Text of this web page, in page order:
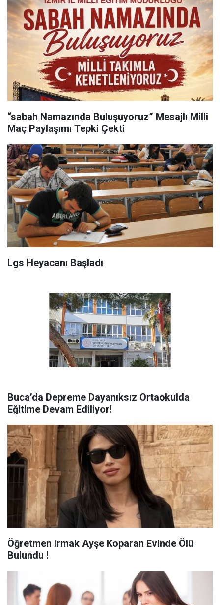
“sabah Namazında Buluşuyoruz” Mesajlı Milli
Maç Paylaşımı Tepki Çekti
Lgs Heyacanı Başladı
Buca’da Depreme Dayanıksız Ortaokulda
Eğitime Devam Ediliyor!
Öğretmen Irmak Ayşe Koparan Evinde Ölü
Bulundu !